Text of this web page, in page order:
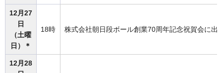
12月27
日
（土曜
日）＊
18時 株式会社朝日段ボール創業70周年記念祝賀会に出
12月28